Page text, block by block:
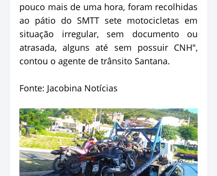
pouco mais de uma hora, foram recolhidas
ao pátio do SMTT sete motocicletas em
situação irregular, sem documento ou
atrasada, alguns até sem possuir CNH",
contou o agente de trânsito Santana.
Fonte: Jacobina Notícias